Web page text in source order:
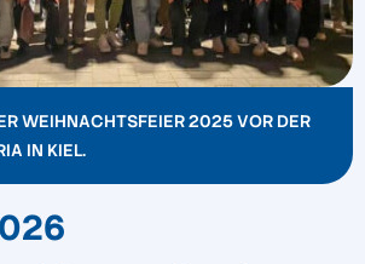
WEIHNACHTSFEIER 2025 VOR DER
IN KIEL.